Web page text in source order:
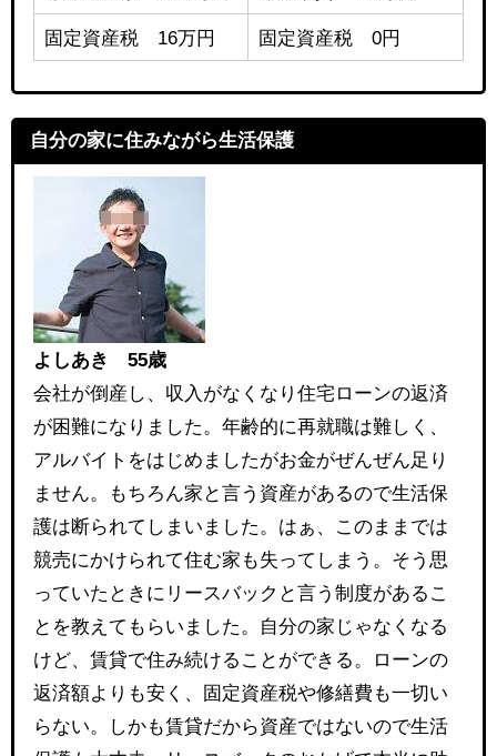
固定資産税 16万円 固定資産税 0円
自分の家に住みながら生活保護
よしあき 55歳
会社が倒産し、収入がなくなり住宅ローンの返済
が困難になりました。年齢的に再就職は難しく、
アルバイトをはじめましたがお金がぜんぜん足り
ません。もちろん家と言う資産があるので生活保
護は断られてしまいました。はぁ、このままでは
競売にかけられて住む家も失ってしまう。そう思
っていたときにリースバックと言う制度があるこ
とを教えてもらいました。自分の家じゃなくなる
けど、賃貸で住み続けることができる。ローンの
返済額よりも安く、固定資産税や修繕費も一切い
らない。しかも賃貸だから資産ではないので生活